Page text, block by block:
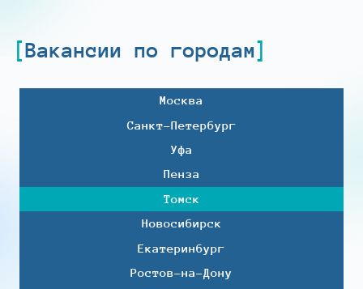
Вакансии по городам
Москва
Санкт-Петербург
Уфа
Пенза
Томск
Новосибирск
Екатеринбург
Ростов-на-Дону